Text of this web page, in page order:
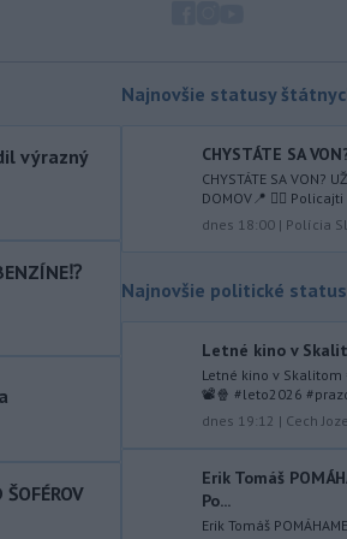
šesťmesačnej výpovednej lehoty.
vyvolali v hornatých oblastiach
Rakúska povodne a
hydrometeorologický ústav (SHMÚ)
varuje v piatok
pred búrkami vo
východného Slovenska. Vydal preto
výstrahu prvého stupňa.
Ministerstvo vnútra (MV)
(NBÚ) o nezávislé odborné
dodaných radarových zariadení, ktoré
sú v pilotnej prevádzke.
výrazný
Najnovšie statusy
CHYSTÁTE SA
CHYSTÁTE SA VON?
DOMOV📍 👮‍♂️
dnes 18:00 | Polícia
Najnovšie politické
Letné kino v
Letné kino v
📽🍿 #leto2026
dnes 19:12 | Cech
Erik Tomáš
Po...
Erik Tomáš